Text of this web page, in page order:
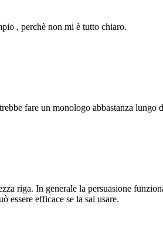
, perchè non mi è tutto chiaro.
fare un monologo abbastanza
riga. In generale la persuasione
essere efficace se la sai usare.